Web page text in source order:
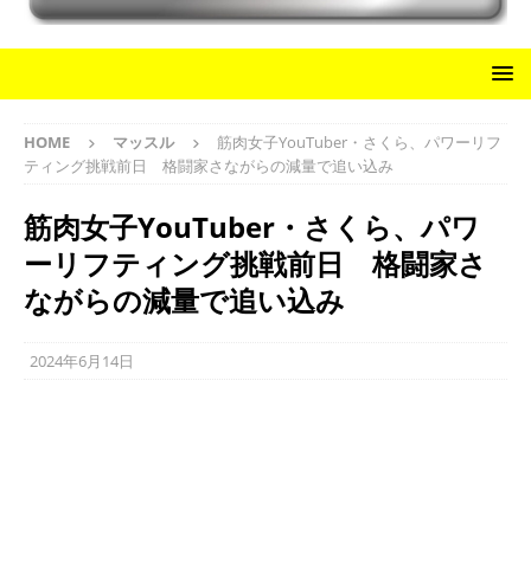
HOME マッスル
筋肉女子YouTuber・さくら、パワーリフ
ティング挑戦前日 格闘家さながらの減量で追い込み
筋肉女子YouTuber・さくら、パワ
ーリフティング挑戦前日 格闘家さ
ながらの減量で追い込み
2024年6月14日